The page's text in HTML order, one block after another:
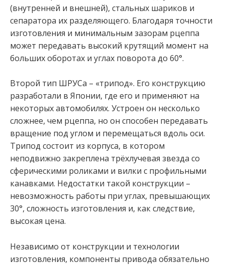
(внутренней и внешней), стальных шариков и
сепаратора их разделяющего. Благодаря точности
изготовления и минимальным зазорам рцеппа
может передавать высокий крутящий момент на
больших оборотах и углах поворота до 60°.
Второй тип ШРУСа – «трипод». Его конструкцию
разработали в Японии, где его и применяют на
некоторых автомобилях. Устроен он несколько
сложнее, чем рцеппа, но он способен передавать
вращение под углом и перемещаться вдоль оси.
Трипод состоит из корпуса, в котором
неподвижно закреплена трёхлучевая звезда со
сферическими роликами и вилки с профильными
канавками. Недостатки такой конструкции –
невозможность работы при углах, превышающих
30°, сложность изготовления и, как следствие,
высокая цена.
Независимо от конструкции и технологии
изготовления, компоненты привода обязательно